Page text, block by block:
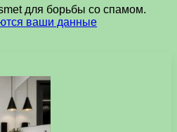
для борьбы со спамом.
ваши данные